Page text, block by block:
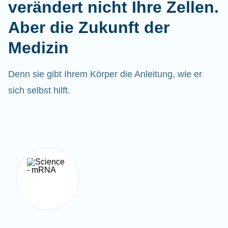
verändert nicht Ihre Zellen.
Aber die Zukunft der
Medizin
Denn sie gibt Ihrem Körper die Anleitung, wie er
sich selbst hilft.